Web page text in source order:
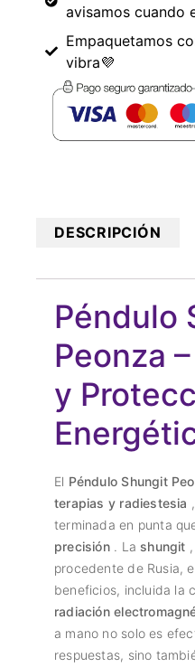
avisamos cuando
Empaquetamos
vibra💜
DESCRIPCIÓN
Péndulo
Peonza
y
El Péndulo Shungit
terapias y radiestesia
terminada en punta
precisión. Lashungit
procedente de Rusia,
beneficios, incluida la
radiación
a mano no solo es
respuestas, sino